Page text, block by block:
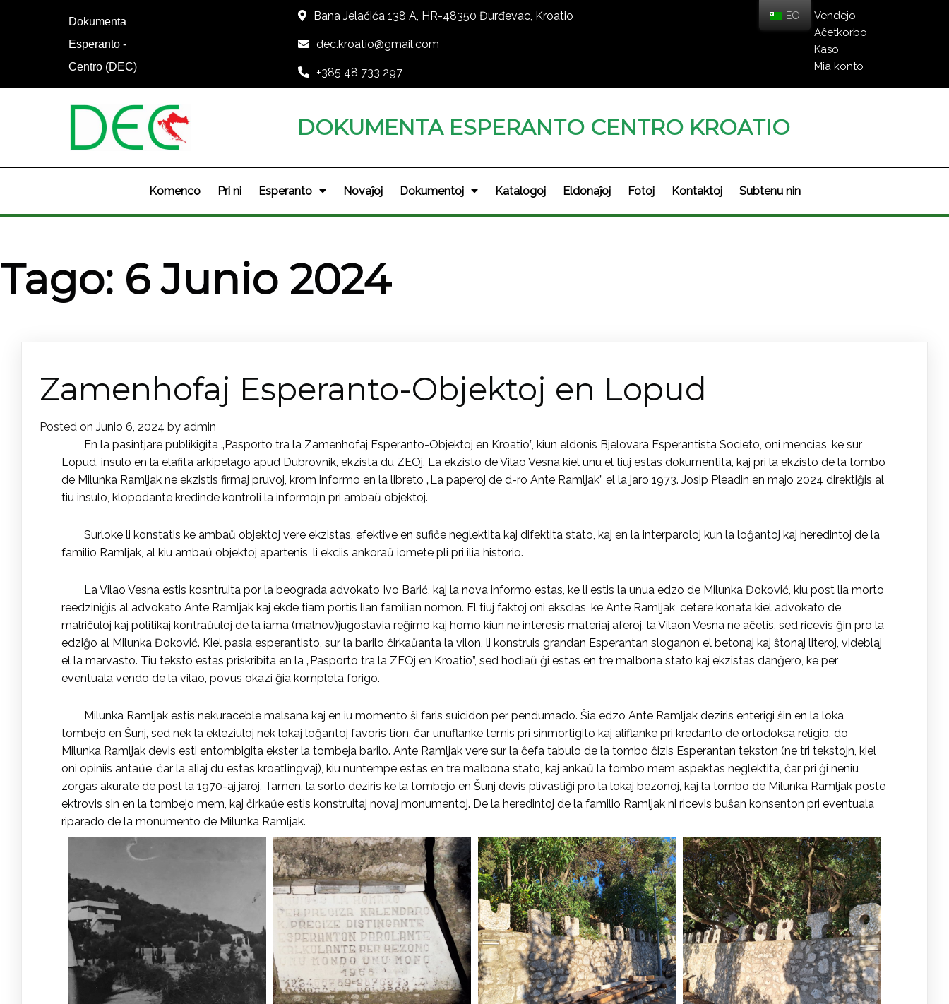
Dokumenta
Esperanto -
Centro (DEC)
Bana Jelačića 138 A, HR-48350 Đurđevac, Kroatio
dec.kroatio@gmail.com
+385 48 733 297
Vendejo
Aĉetkorbo
Kaso
Mia konto
DOKUMENTA ESPERANTO CENTRO KROATIO
Komenco Pri ni Esperanto Novaĵoj Dokumentoj Katalogoj Eldonaĵoj Fotoj Kontaktoj Subtenu nin
Tago: 6 Junio 2024
Zamenhofaj Esperanto-Objektoj en Lopud
Posted on Junio 6, 2024 by admin
En la pasintjare publikigita „Pasporto tra la Zamenhofaj Esperanto-Objektoj en Kroatio”, kiun eldonis Bjelovara Esperantista Societo, oni mencias, ke sur
Lopud, insulo en la elafita arkipelago apud Dubrovnik, ekzista du ZEOj. La ekzisto de Vilao Vesna kiel unu el tiuj estas dokumentita, kaj pri la ekzisto de la tombo
de Milunka Ramljak ne ekzistis firmaj pruvoj, krom informo en la libreto „La paperoj de d-ro Ante Ramljak” el la jaro 1973. Josip Pleadin en majo 2024 direktiĝis al
tiu insulo, klopodante kredinde kontroli la informojn pri ambaŭ objektoj.
Surloke li konstatis ke ambaŭ objektoj vere ekzistas, efektive en sufiĉe neglektita kaj difektita stato, kaj en la interparoloj kun la loĝantoj kaj heredintoj de la
familio Ramljak, al kiu ambaŭ objektoj apartenis, li ekciis ankoraŭ iomete pli pri ilia historio.
La Vilao Vesna estis kosntruita por la beograda advokato Ivo Barić, kaj la nova informo estas, ke li estis la unua edzo de Milunka Đoković, kiu post lia morto
reedziniĝis al advokato Ante Ramljak kaj ekde tiam portis lian familian nomon. El tiuj faktoj oni ekscias, ke Ante Ramljak, cetere konata kiel advokato de
malriĉuloj kaj politikaj kontraŭuloj de la iama (malnov)jugoslavia reĝimo kaj homo kiun ne interesis materiaj aferoj, la Vilaon Vesna ne aĉetis, sed ricevis ĝin pro la
edziĝo al Milunka Đoković. Kiel pasia esperantisto, sur la barilo ĉirkaŭanta la vilon, li konstruis grandan Esperantan sloganon el betonaj kaj ŝtonaj literoj, videblaj
el la marvasto. Tiu teksto estas priskribita en la „Pasporto tra la ZEOj en Kroatio”, sed hodiaŭ ĝi estas en tre malbona stato kaj ekzistas danĝero, ke per
eventuala vendo de la vilao, povus okazi ĝia kompleta forigo.
Milunka Ramljak estis nekuraceble malsana kaj en iu momento ŝi faris suicidon per pendumado. Ŝia edzo Ante Ramljak deziris enterigi ŝin en la loka
tombejo en Šunj, sed nek la ekleziuloj nek lokaj loĝantoj favoris tion, ĉar unuflanke temis pri sinmortigito kaj aliflanke pri kredanto de ortodoksa religio, do
Milunka Ramljak devis esti entombigita ekster la tombeja barilo. Ante Ramljak vere sur la ĉefa tabulo de la tombo ĉizis Esperantan tekston (ne tri tekstojn, kiel
oni opiniis antaŭe, ĉar la aliaj du estas kroatlingvaj), kiu nuntempe estas en tre malbona stato, kaj ankaŭ la tombo mem aspektas neglektita, ĉar pri ĝi neniu
zorgas akurate de post la 1970-aj jaroj. Tamen, la sorto deziris ke la tombejo en Šunj devis plivastiĝi pro la lokaj bezonoj, kaj la tombo de Milunka Ramljak poste
ektrovis sin en la tombejo mem, kaj ĉirkaŭe estis konstruitaj novaj monumentoj. De la heredintoj de la familio Ramljak ni ricevis buŝan konsenton pri eventuala
riparado de la monumento de Milunka Ramljak.
EO